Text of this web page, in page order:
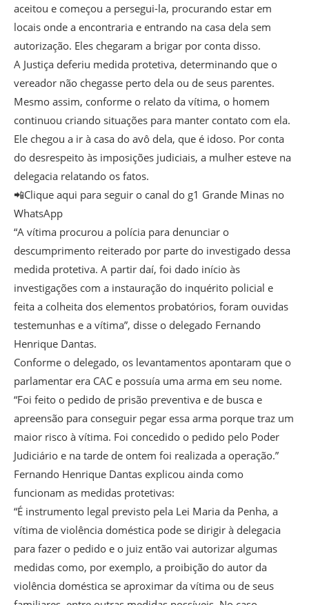
aceitou e começou a persegui-la, procurando estar em
locais onde a encontraria e entrando na casa dela sem
autorização. Eles chegaram a brigar por conta disso.
A Justiça deferiu medida protetiva, determinando que o
vereador não chegasse perto dela ou de seus parentes.
Mesmo assim, conforme o relato da vítima, o homem
continuou criando situações para manter contato com ela.
Ele chegou a ir à casa do avô dela, que é idoso. Por conta
do desrespeito às imposições judiciais, a mulher esteve na
delegacia relatando os fatos.
📲Clique aqui para seguir o canal do g1 Grande Minas no
WhatsApp
“A vítima procurou a polícia para denunciar o
descumprimento reiterado por parte do investigado dessa
medida protetiva. A partir daí, foi dado início às
investigações com a instauração do inquérito policial e
feita a colheita dos elementos probatórios, foram ouvidas
testemunhas e a vítima”, disse o delegado Fernando
Henrique Dantas.
Conforme o delegado, os levantamentos apontaram que o
parlamentar era CAC e possuía uma arma em seu nome.
“Foi feito o pedido de prisão preventiva e de busca e
apreensão para conseguir pegar essa arma porque traz um
maior risco à vítima. Foi concedido o pedido pelo Poder
Judiciário e na tarde de ontem foi realizada a operação.”
Fernando Henrique Dantas explicou ainda como
funcionam as medidas protetivas:
“É instrumento legal previsto pela Lei Maria da Penha, a
vítima de violência doméstica pode se dirigir à delegacia
para fazer o pedido e o juiz então vai autorizar algumas
medidas como, por exemplo, a proibição do autor da
violência doméstica se aproximar da vítima ou de seus